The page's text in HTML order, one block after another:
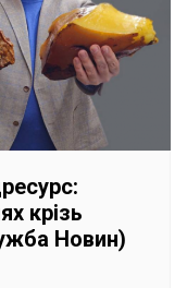
крізь
Новин)